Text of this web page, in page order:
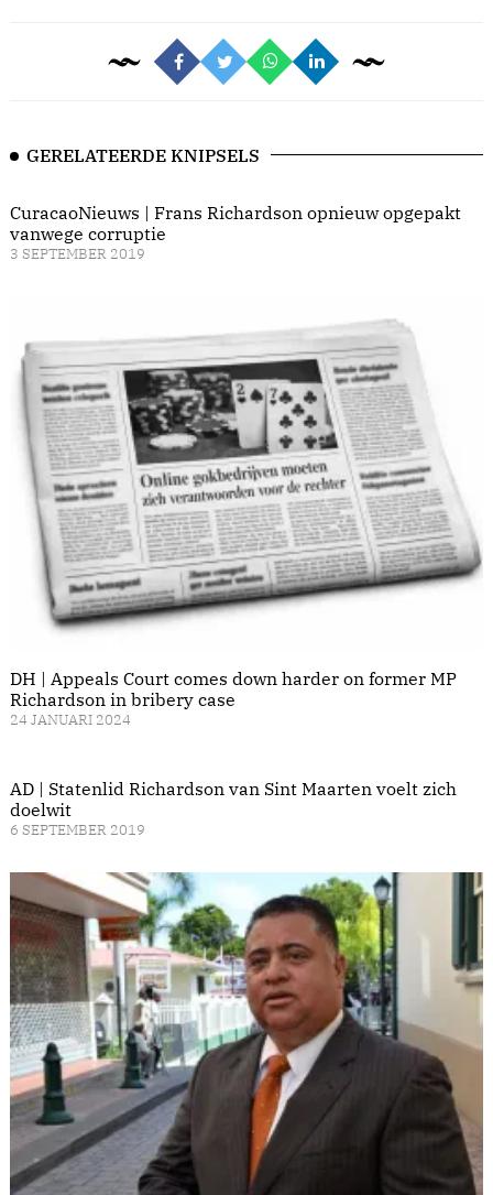
GERELATEERDE KNIPSELS
CuracaoNieuws | Frans Richardson opnieuw opgepakt
vanwege corruptie
3 SEPTEMBER 2019
DH | Appeals Court comes down harder on former MP
Richardson in bribery case
24 JANUARI 2024
AD | Statenlid Richardson van Sint Maarten voelt zich
doelwit
6 SEPTEMBER 2019